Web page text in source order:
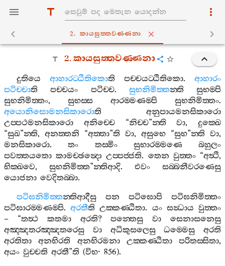
2. කායසුත‍්තවණ‍්ණනා
2.කායසුත‍්තවණ‍්ණනා
දුතියෙ ආහාරට‍්ඨිතිකොති පච‍්චයට‍්ඨිතිකො. ආහාරං
පටිච‍්චාති පච‍්චයං පටිච‍්ච. සුභනිමිත‍්තන‍්ති
සුභම‍්පි
සුභනිමිත‍්තං, සුභස‍්ස ආරම‍්මණම‍්පි සුභනිමිත‍්තං.
අයොනිසොමනසිකාරොති
අනුපායමනසිකාරො
උප‍්පථමනසිකාරො
අනිච‍්චෙ“නිච‍්ච”න‍්ති වා, දුක‍්ඛෙ
“සුඛ”න‍්ති, අනත‍්තනි “අත‍්තා”ති වා, අසුභෙ “සුභ”න‍්ති වා,
මනසිකාරො.තං තස‍්මිං සුභාරම‍්මණෙ
බහුලං
පවත‍්තයතො කාමච‍්ඡන්‍දො උප‍්පජ‍්ජති. තෙන වුත‍්තං“අත්‍ථි,
භික‍්ඛවෙ, සුභනිමිත‍්ත”න‍්තිආදි. එවං
සබ‍්බනීවරණෙසු
යොජනා වෙදිතබ‍්බා.
පටිඝනිමිත‍්තන‍්තිආදීසු පන පටිඝොපි
පටිඝනිමිත‍්තං
පටිඝාරම‍්මණම‍්පි.අරතීති උක‍්කණ‍්ඨිතා. යං සන්‍ධාය වුත‍්තං
– “තත්‍ථ කතමා අරති?පන‍්තෙසු වා
සෙනාසනෙසු
අඤ‍්ඤතරඤ‍්ඤතරෙසු
වා අධිකුසලෙසු ධම‍්මෙසු
අරති
අරතිතා
අනභිරති අනභිරමනා උක‍්කණ‍්ඨිතා පරිතස‍්සිතා,
අයං වුච‍්චති අරතී”ති (විභ· 856).